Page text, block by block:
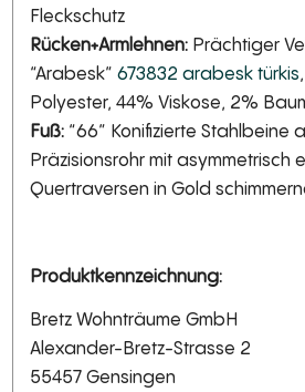
Fleckschutz
Rücken+Armlehnen: Prächtiger
“Arabesk”673832 arabesk türkis
Polyester, 44% Viskose, 2%
Fuß: “66” Konifizierte Stahlbeine
Präzisionsrohr mit asymmetrisch
Quertraversen in Gold
Produktkennzeichnung:
Bretz Wohnträume GmbH
Alexander-Bretz-Strasse 2
55457 Gensingen